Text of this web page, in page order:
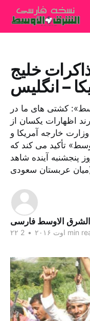
خلیج
– انگلیس
کشتی های ما در
اظهارات یکسان از
خارجه آمریکا و
تأکید می کند که
آینده شاهد
الشرق الاوسط فارسی
۲۲ اوت ۲۰۱۶ • 2 min